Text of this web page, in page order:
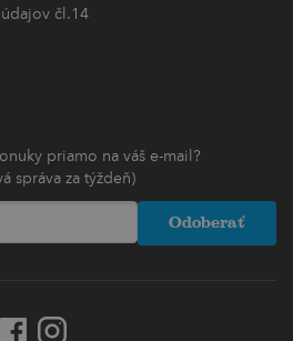
čl.14
priamo na váš e-mail?
správa za týždeň)
Odoberať